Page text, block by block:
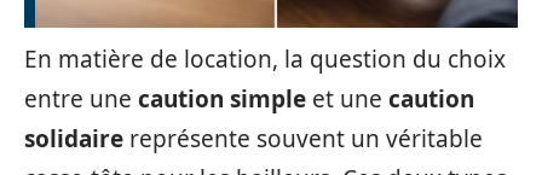
En matière de location, la question du choix
entre une caution simple et une caution
solidaire représente souvent un véritable